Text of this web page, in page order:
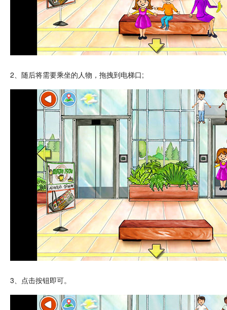
2、随后将需要乘坐的 人物 ，拖拽到电梯口;
3、点击按钮即可。